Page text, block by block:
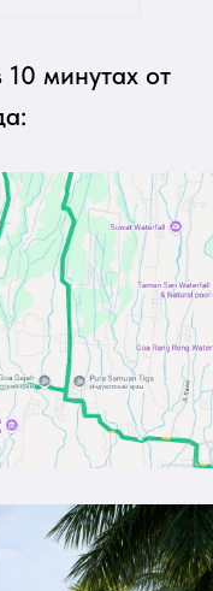
минутах от